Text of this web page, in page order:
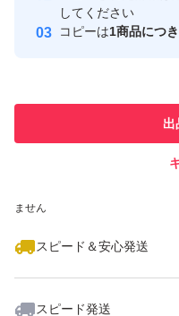
取引実績
ません
スピード＆安心発送
スピード発送
してください
コピーは1商品につ
出